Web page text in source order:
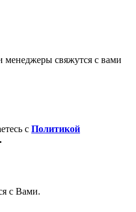
менеджеры свяжутся с вами
c Политикой
.
с Вами.